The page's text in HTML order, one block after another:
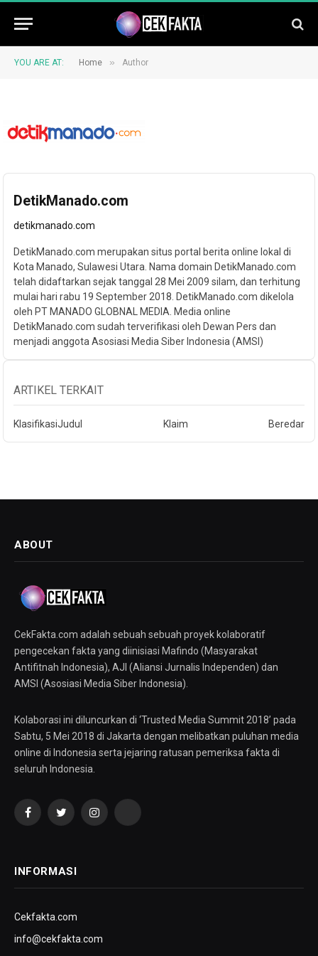
YOU ARE AT: Home » Author
DetikManado.com
detikmanado.com
DetikManado.com merupakan situs portal berita online lokal di
Kota Manado, Sulawesi Utara. Nama domain DetikManado.com
telah didaftarkan sejak tanggal 28 Mei 2009 silam, dan terhitung
mulai hari rabu 19 September 2018. DetikManado.com dikelola
oleh PT MANADO GLOBNAL MEDIA. Media online
DetikManado.com sudah terverifikasi oleh Dewan Pers dan
menjadi anggota Asosiasi Media Siber Indonesia (AMSI)
ARTIKEL TERKAIT
KlasifikasiJudul Klaim Beredar
ABOUT
CekFakta.com adalah sebuah sebuah proyek kolaboratif
pengecekan fakta yang diinisiasi Mafindo (Masyarakat
Antifitnah Indonesia), AJI (Aliansi Jurnalis Independen) dan
AMSI (Asosiasi Media Siber Indonesia).
Kolaborasi ini diluncurkan di ‘Trusted Media Summit 2018’ pada
Sabtu, 5 Mei 2018 di Jakarta dengan melibatkan puluhan media
online di Indonesia serta jejaring ratusan pemeriksa fakta di
seluruh Indonesia.
FacebookTwitterInstagramYouTube
INFORMASI
Cekfakta.com
info@cekfakta.com